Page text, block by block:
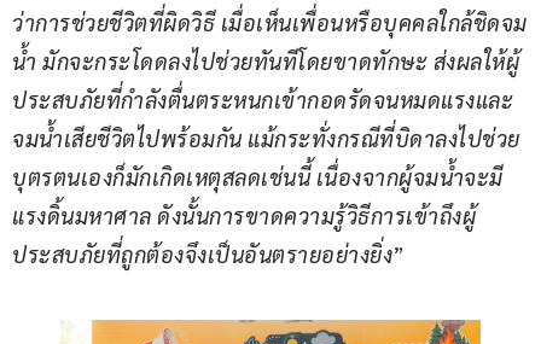
ว่าการช่วยชีวิตที่ผิดวิธี เมื่อเห็นเพื่อนหรือบุคคลใกล้ชิดจม
น้ำ มักจะกระโดดลงไปช่วยทันทีโดยขาดทักษะ ส่งผลให้ผู้
ประสบภัยที่กำลังตื่นตระหนกเข้ากอดรัดจนหมดแรงและ
จมน้ำเสียชีวิตไปพร้อมกัน แม้กระทั่งกรณีที่บิดาลงไปช่วย
บุตรตนเองก็มักเกิดเหตุสลดเช่นนี้ เนื่องจากผู้จมน้ำจะมี
แรงดิ้นมหาศาล ดังนั้นการขาดความรู้วิธีการเข้าถึงผู้
ประสบภัยที่ถูกต้องจึงเป็นอันตรายอย่างยิ่ง”